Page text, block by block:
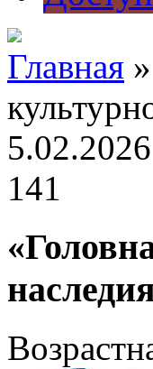
Главная »
5.02.2026
141